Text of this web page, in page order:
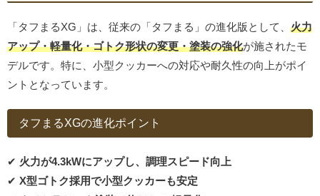
「タフまるXG」は、従来の「タフまる」の進化版として、 火力
アップ・軽量化・ゴトク形状の変更・塗装の強化が施されたモ
デルです。特に、小型クッカーへの対応や耐久性の向上がポイ
ントとなっています。
タフまるXGの進化ポイント
✔ 火力が4.3kWにアップし、調理スピード向上
✔ X型ゴトク採用で小型クッカーも安定